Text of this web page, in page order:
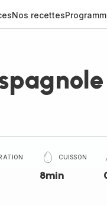
Nos recettes
CUISSON
8min